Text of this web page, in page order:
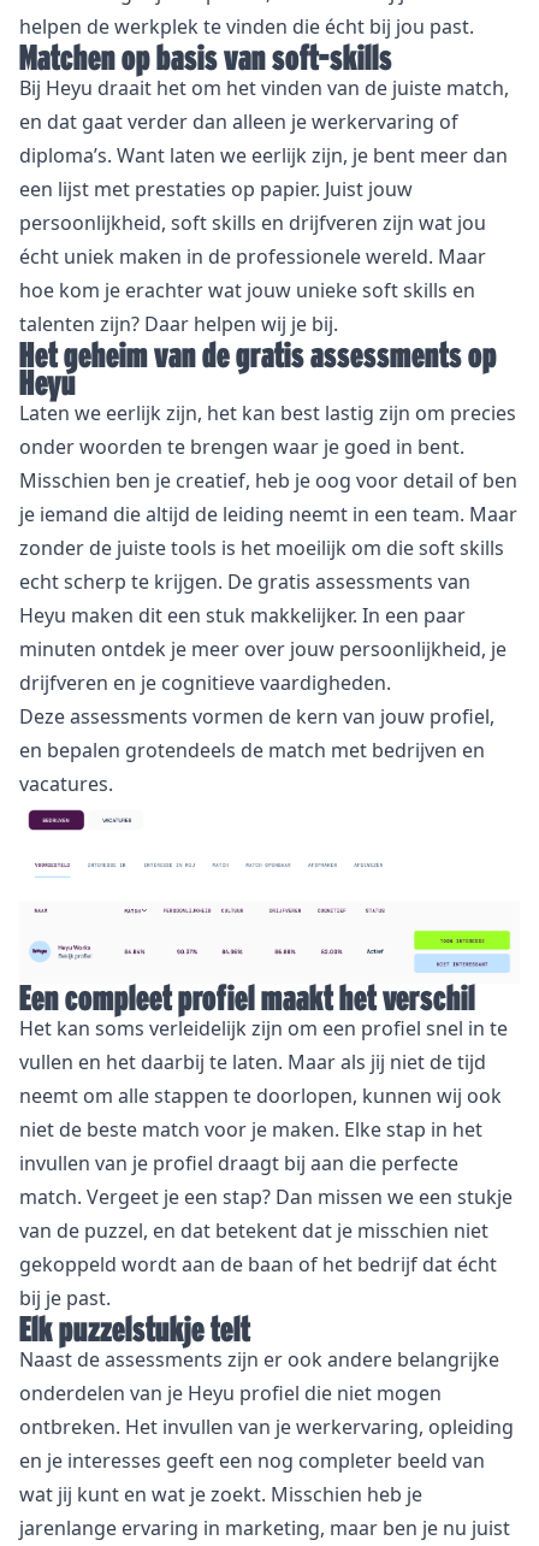
helpen de werkplek te vinden die écht bij jou past.
Matchen op basis van soft-skills
Bij Heyu draait het om het vinden van de juiste match,
en dat gaat verder dan alleen je werkervaring of
diploma’s. Want laten we eerlijk zijn, je bent meer dan
een lijst met prestaties op papier. Juist jouw
persoonlijkheid, soft skills en drijfveren zijn wat jou
écht uniek maken in de professionele wereld. Maar
hoe kom je erachter wat jouw unieke soft skills en
talenten zijn? Daar helpen wij je bij.
Het geheim van de gratis assessments op
Heyu
Laten we eerlijk zijn, het kan best lastig zijn om precies
onder woorden te brengen waar je goed in bent.
Misschien ben je creatief, heb je oog voor detail of ben
je iemand die altijd de leiding neemt in een team. Maar
zonder de juiste tools is het moeilijk om die soft skills
echt scherp te krijgen. De gratis assessments van
Heyu maken dit een stuk makkelijker. In een paar
minuten ontdek je meer over jouw persoonlijkheid, je
drijfveren en je cognitieve vaardigheden.
Deze assessments vormen de kern van jouw profiel,
en bepalen grotendeels de match met bedrijven en
vacatures.
Een compleet profiel maakt het verschil
Het kan soms verleidelijk zijn om een profiel snel in te
vullen en het daarbij te laten. Maar als jij niet de tijd
neemt om alle stappen te doorlopen, kunnen wij ook
niet de beste match voor je maken. Elke stap in het
invullen van je profiel draagt bij aan die perfecte
match. Vergeet je een stap? Dan missen we een stukje
van de puzzel, en dat betekent dat je misschien niet
gekoppeld wordt aan de baan of het bedrijf dat écht
bij je past.
Elk puzzelstukje telt
Naast de assessments zijn er ook andere belangrijke
onderdelen van je Heyu profiel die niet mogen
ontbreken. Het invullen van je werkervaring, opleiding
en je interesses geeft een nog completer beeld van
wat jij kunt en wat je zoekt. Misschien heb je
jarenlange ervaring in marketing, maar ben je nu juist